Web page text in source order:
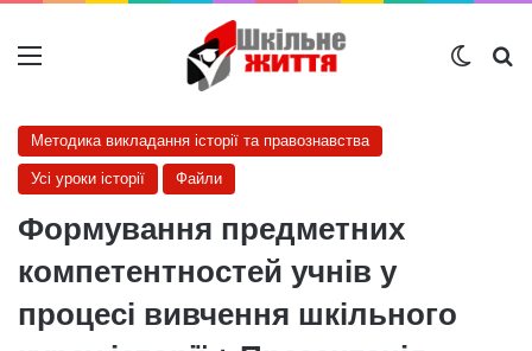
Меню
Методика викладання історії та правознавства
Усі уроки історії Файли
Формування предметних
компетентностей учнів у
процесі вивчення шкільного